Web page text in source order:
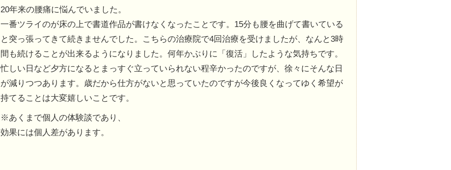
20年来の腰痛に悩んでいました。
一番ツライのが床の上で書道作品が書けなくなったことです。15分も腰を曲げて書いている
と突っ張ってきて続きませんでした。こちらの治療院で4回治療を受けましたが、なんと3時
間も続けることが出来るようになりました。何年かぶりに「復活」したような気持ちです。
忙しい日など夕方になるとまっすぐ立っていられない程辛かったのですが、徐々にそんな日
が減りつつあります。歳だから仕方がないと思っていたのですが今後良くなってゆく希望が
持てることは大変嬉しいことです。
※あくまで個人の体験談であり、
効果には個人差があります。